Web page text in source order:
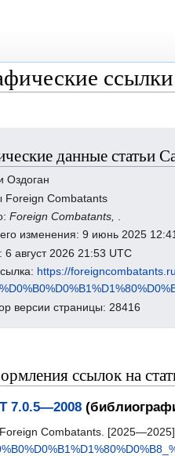
данные статьи
Оздоган
Foreign Combatants
Foreign Combatants,
изменения: 9 июнь 2025
6 август 2026 21:53 UTC
https://
версии страницы: 28416
ссылок на
7.0.5—2008
Combatants.